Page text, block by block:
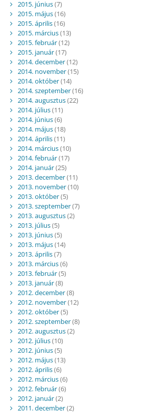
2015. június(7)
2015. május(16)
2015. április(16)
2015. március(13)
2015. február(12)
2015. január(17)
2014. december(12)
2014. november(15)
2014. október(14)
2014. szeptember(16)
2014. augusztus(22)
2014. július(11)
2014. június(6)
2014. május(18)
2014. április(11)
2014. március(10)
2014. február(17)
2014. január(25)
2013. december(11)
2013. november(10)
2013. október(5)
2013. szeptember(7)
2013. augusztus(2)
2013. július(5)
2013. június(5)
2013. május(14)
2013. április(7)
2013. március(6)
2013. február(5)
2013. január(8)
2012. december(8)
2012. november(12)
2012. október(5)
2012. szeptember(8)
2012. augusztus(2)
2012. július(10)
2012. június(5)
2012. május(13)
2012. április(6)
2012. március(6)
2012. február(6)
2012. január(2)
2011. december(2)